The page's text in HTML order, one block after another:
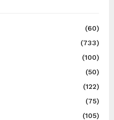
(60)
(733)
(100)
(50)
(122)
(75)
(105)